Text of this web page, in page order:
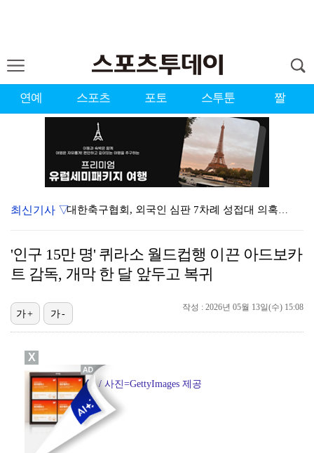
연예 스포츠 포토 스투툰 짤
대한축구협회, 외국인 심판 7차례 성접대 의혹…이 기간…
3승 사냥 시동 건 서교림 "샷·퍼트 만족스러워…좋은 …
박지훈, 9월 잠실실내체육관서 앙코르 콘서트 개최
최신기사 ▽
'인구 15만 명' 퀴라소 월드컵행 이끈 아드보카
트 감독, 개막 한 달 앞두고 복귀
작성 : 2026년 05월 13일(수) 15:08
가+ 가-
아드보카트 감독 / 사진=GettyImages 제공
X